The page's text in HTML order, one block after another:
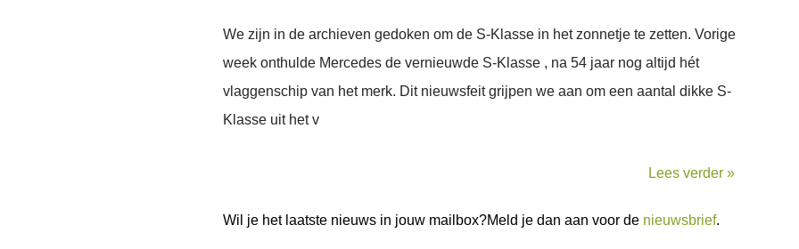
We zijn in de archieven gedoken om de S-Klasse in het zonnetje te zetten. Vorige
week onthulde Mercedes de vernieuwde S-Klasse , na 54 jaar nog altijd hét
vlaggenschip van het merk. Dit nieuwsfeit grijpen we aan om een aantal dikke S-
Klasse uit het v
Lees verder »
Wil je het laatste nieuws in jouw mailbox?Meld je dan aan voor de nieuwsbrief.